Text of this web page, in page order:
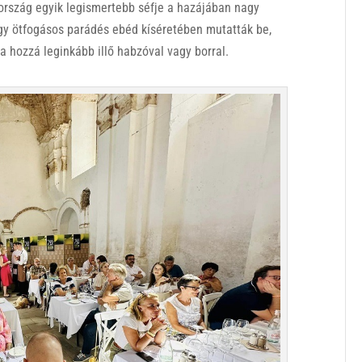
egyik legismertebb séfje a hazájában nagy
ötfogásos parádés ebéd kíséretében mutatták be,
hozzá leginkább illő habzóval vagy borral.